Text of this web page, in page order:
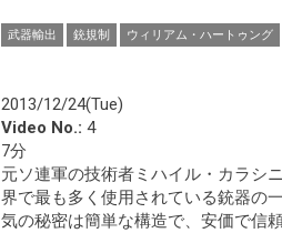
武器輸出 銃規制 ウィリアム・ハートゥング
2013/12/24(Tue)
Video No.: 4
7分
元ソ連軍の技術者ミハイル・カラシ
界で最も多く使用されている銃器の
気の秘密は簡単な構造で、安価で信